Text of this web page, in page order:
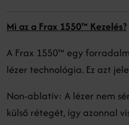
Mi az a Frax 1550™ Kezelés?
A Frax 1550™ egy
lézer technológia. Ez azt
Non-ablatív: A lézer nem
külső rétegét, így azonnal